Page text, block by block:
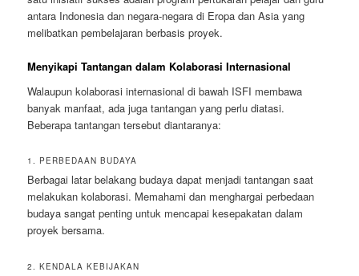
antara Indonesia dan negara-negara di Eropa dan Asia yang
melibatkan pembelajaran berbasis proyek.
Menyikapi Tantangan dalam Kolaborasi Internasional
Walaupun kolaborasi internasional di bawah ISFI membawa
banyak manfaat, ada juga tantangan yang perlu diatasi.
Beberapa tantangan tersebut diantaranya:
1. PERBEDAAN BUDAYA
Berbagai latar belakang budaya dapat menjadi tantangan saat
melakukan kolaborasi. Memahami dan menghargai perbedaan
budaya sangat penting untuk mencapai kesepakatan dalam
proyek bersama.
2. KENDALA KEBIJAKAN